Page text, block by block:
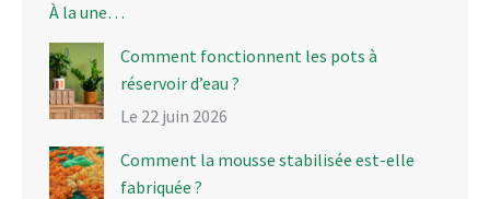
À la une…
Comment fonctionnent les pots à
réservoir d’eau ?
Le 22 juin 2026
Comment la mousse stabilisée est-elle
fabriquée ?